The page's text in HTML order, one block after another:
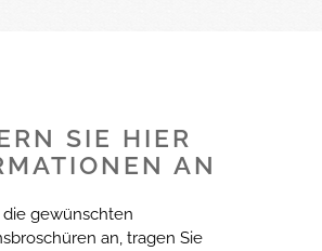
SIE HIER
AN
die gewünschten
an, tragen Sie